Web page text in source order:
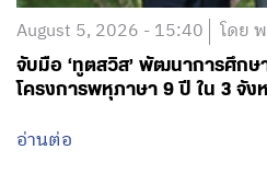
August 5, 2026 - 15:40 โดย
จับมือ ‘ทูตสวิส’ พัฒนาการศึกษ
โครงการพหุภาษา 9 ปี ใน 3 จัง
อ่านต่อ